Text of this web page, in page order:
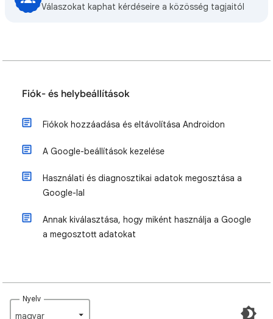
Válaszokat kaphat kérdéseire a közösség tagjaitól
Fiók- és helybeállítások
Fiókok hozzáadása és eltávolítása Androidon
A Google-beállítások kezelése
Használati és diagnosztikai adatok megosztása a
Google-lal
Annak kiválasztása, hogy miként használja a Google
a megosztott adatokat
Nyelv
magyar‎